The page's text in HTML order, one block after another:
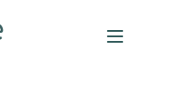
Open